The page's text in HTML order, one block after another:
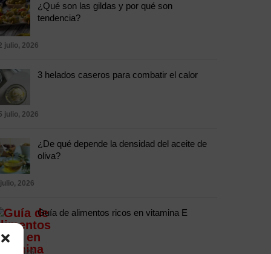
¿Qué son las gildas y por qué son
tendencia?
julio, 2026
3 helados caseros para combatir el calor
julio, 2026
¿De qué depende la densidad del aceite de
oliva?
2026
Guía de alimentos ricos en vitamina E
2026